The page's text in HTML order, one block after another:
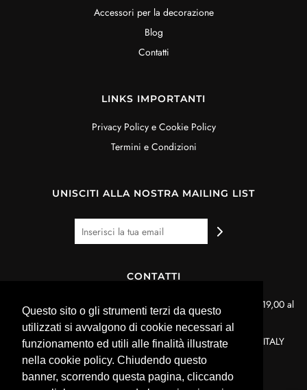
Questo sito o gli strumenti terzi da questo
utilizzati si avvalgono di cookie necessari al
funzionamento ed utili alle finalità illustrate
nella cookie policy. Chiudendo questo
banner, scorrendo questa pagina, cliccando
Accessori per la decorazione
Blog
Contatti
LINKS IMPORTANTI
Privacy Policy e Cookie Policy
Termini e Condizioni
UNISCITI ALLA NOSTRA MAILING LIST
CONTATTI
Per informazioni dal lunedì al venerdì dalle ore 9,00 alle ore 19,00 al
seguente numero: 335 8480538.
OROPACK snc -Via Sardegna, 3C - 42122 Reggio Emilia - ITALY
E-mail: info@oropack.net